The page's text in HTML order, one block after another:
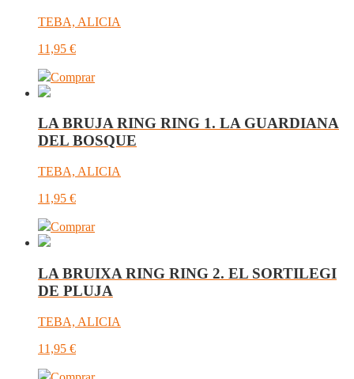
TEBA, ALICIA
11,95 €
Comprar
LA BRUJA RING RING 1. LA GUARDIANA
DEL BOSQUE
TEBA, ALICIA
11,95 €
Comprar
LA BRUIXA RING RING 2. EL SORTILEGI
DE PLUJA
TEBA, ALICIA
11,95 €